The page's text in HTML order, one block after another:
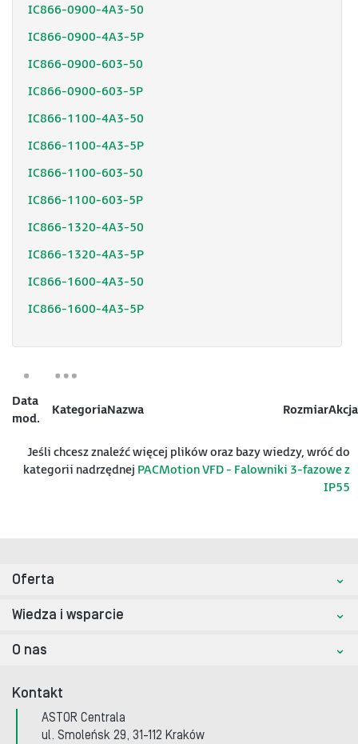
IC866-0900-4A3-50
IC866-0900-4A3-5P
IC866-0900-603-50
IC866-0900-603-5P
IC866-1100-4A3-50
IC866-1100-4A3-5P
IC866-1100-603-50
IC866-1100-603-5P
IC866-1320-4A3-50
IC866-1320-4A3-5P
IC866-1600-4A3-50
IC866-1600-4A3-5P
Data
mod.
KategoriaNazwa RozmiarAkcja
Jeśli chcesz znaleźć więcej plików oraz bazy wiedzy, wróć do
kategorii nadrzędnej PACMotion VFD - Falowniki 3-fazowe z
IP55
Oferta
Wiedza i wsparcie
O nas
Kontakt
ASTOR Centrala
ul. Smoleńsk 29, 31-112 Kraków